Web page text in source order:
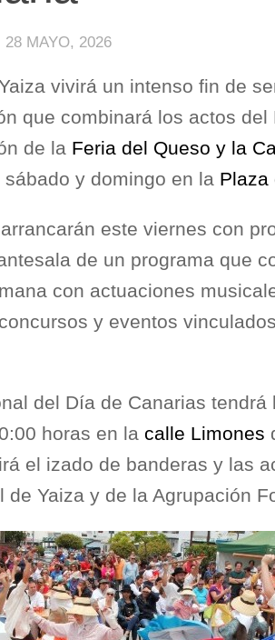
28 MAYO, 2026
vivirá un intenso fin de
que combinará los actos del
de la Feria del Queso y la
y domingo en la Plaza
este viernes con
de un programa que
con actuaciones
y eventos
del Día de Canarias tendrá
horas en la calle Limones
el izado de banderas y las
de Yaiza y de la Agrupación